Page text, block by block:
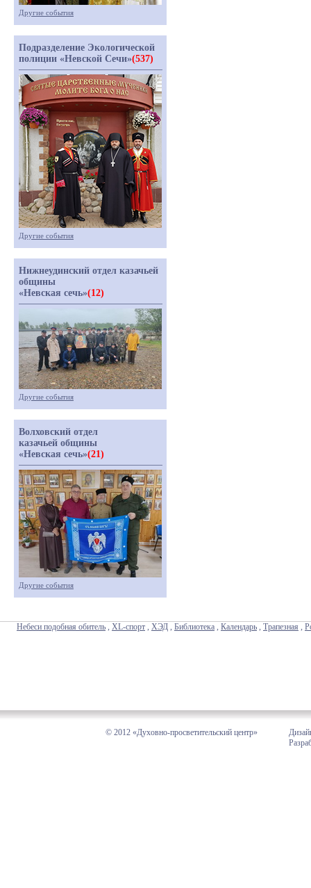
Другие события
Подразделение Экологической
полиции «Невской Сечи»(537)
Другие события
Нижнеудинский отдел казачьей
общины
«Невская сечь»(12)
Другие события
Волховский отдел
казачьей общины
«Невская сечь»(21)
Другие события
Небеси подобная обитель , XL-спорт , ХЭД , Библиотека , Календарь , Трапезная ,
© 2012 «Духовно-просветительский центр»